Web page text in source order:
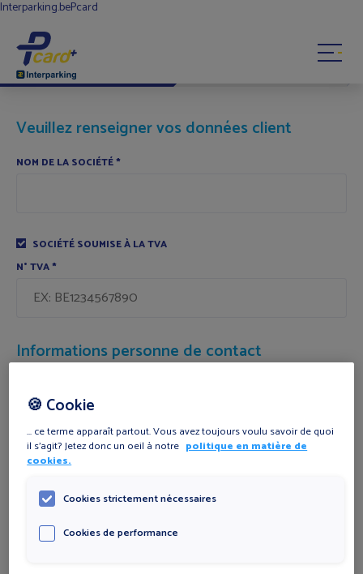
Interparking.bePcard
Trouver un parking
Mobile app
Veuillez renseigner vos données client
NOM DE LA SOCIÉTÉ*
SOCIÉTÉ SOUMISE À LA TVA
N° TVA*
Informations personne de contact
NOM*
🍪 Cookie
... ce terme apparaît partout. Vous avez toujours voulu savoir de quoi
il s'agit? Jetez donc un oeil à notre politique en matière de
cookies.
Cookies strictement nécessaires
Cookies de performance